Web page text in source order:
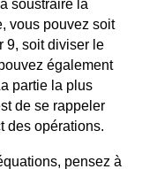
soustraire la
vous pouvez soit
9, soit diviser le
également
partie la plus
de se rappeler
des opérations.
pensez à